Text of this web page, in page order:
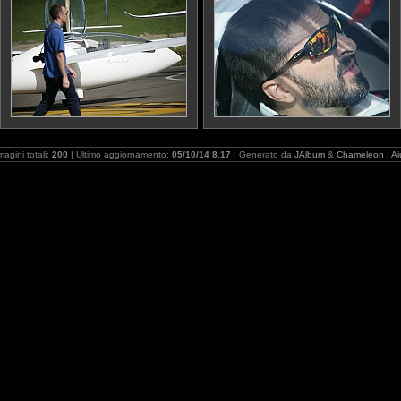
totali:200 | Ultimo aggiornamento:05/10/14 8.17 | Generato daJAlbum &Chameleon |